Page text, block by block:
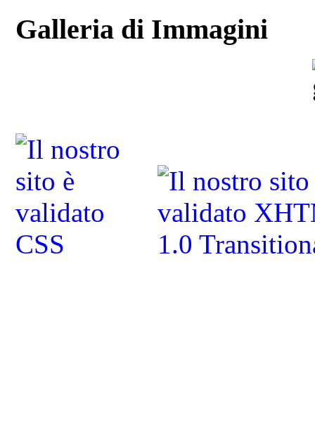
Galleria di Immagini